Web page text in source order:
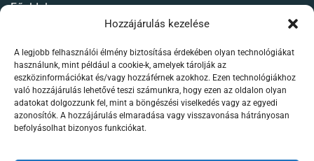
Hozzájárulás kezelése
A legjobb felhasználói élmény biztosítása érdekében olyan technológiákat
használunk, mint például a cookie-k, amelyek tárolják az
eszközinformációkat és/vagy hozzáférnek azokhoz. Ezen technológiákhoz
való hozzájárulás lehetővé teszi számunkra, hogy ezen az oldalon olyan
adatokat dolgozzunk fel, mint a böngészési viselkedés vagy az egyedi
azonosítók. A hozzájárulás elmaradása vagy visszavonása hátrányosan
befolyásolhat bizonyos funkciókat.
Főoldal
Élőállat kereskedés
Forgalmazott termékeink
Szaktanácsadás /